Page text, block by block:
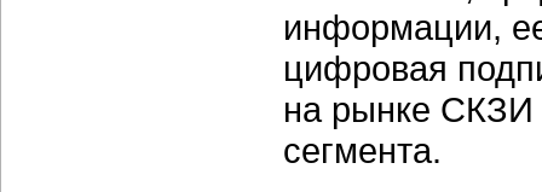
информации,
цифровая
на рынке СКЗИ
сегмента.